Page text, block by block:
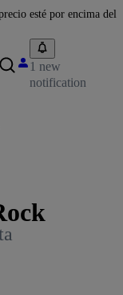
esté por encima del
1 new
notification